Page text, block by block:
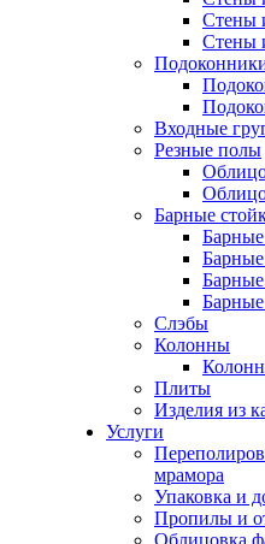
Стены
Стены
Входные
Резные полы
Барные
Барные
Барные
Барные
Слэбы
Колонны
Плиты
Изделия из
Услуги
мрамора
Упаковка и
Пропилы и
Облицовка